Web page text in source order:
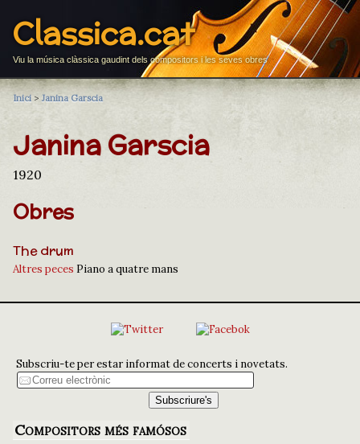
Classica.cat
Viu la música clàssica gaudint dels compositors i les seves obres
Inici > Janina Garscia
Janina Garscia
1920
Obres
The drum
Altres peces Piano a quatre mans
Subscriu-te per estar informat de concerts i novetats.
Compositors més famósos